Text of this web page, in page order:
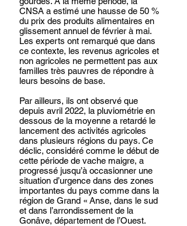
CNSA a estimé une hausse de 50 %
du prix des produits alimentaires en
glissement annuel de février à mai.
Les experts ont remarqué que dans
ce contexte, les revenus agricoles et
non agricoles ne permettent pas aux
familles très pauvres de répondre à
leurs besoins de base.
Par ailleurs, ils ont observé que
depuis avril 2022, la pluviométrie en
dessous de la moyenne a retardé le
lancement des activités agricoles
dans plusieurs régions du pays. Ce
déclic, considéré comme le début de
cette période de vache maigre, a
progressé jusqu’à occasionner une
situation d’urgence dans des zones
importantes du pays comme dans la
région de Grand « Anse, dans le sud
et dans l’arrondissement de la
Gonâve, département de l’Ouest.